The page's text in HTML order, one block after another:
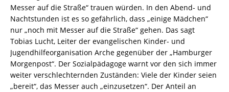
Messer auf die Straße“ trauen würden. In den Abend- und
Nachtstunden ist es so gefährlich, dass „einige Mädchen“
nur „noch mit Messer auf die Straße“ gehen. Das sagt
Tobias Lucht, Leiter der evangelischen Kinder- und
Jugendhilfeorganisation Arche gegenüber der „Hamburger
Morgenpost“. Der Sozialpädagoge warnt vor den sich immer
weiter verschlechternden Zuständen: Viele der Kinder seien
„bereit“, das Messer auch „einzusetzen“. Der Anteil an